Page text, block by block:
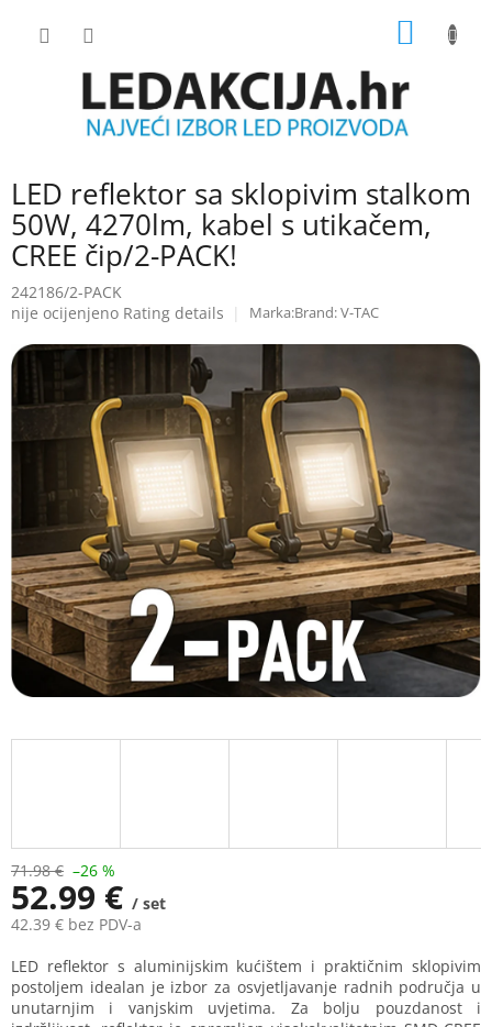
LED reflektor sa sklopivim stalkom
50W, 4270lm, kabel s utikačem,
CREE čip/2-PACK!
242186/2-PACK
The
product
is
out
stars.
nije ocijenjeno Rating details Brand:V-TAC
71.98 € –26 %
52.99 € / set
42.39 € bez PDV-a
Measure
price:
LED reflektor s aluminijskim kućištem i praktičnim sklopivim
postoljem idealan je izbor za osvjetljavanje radnih područja u
unutarnjim i vanjskim uvjetima. Za bolju pouzdanost i